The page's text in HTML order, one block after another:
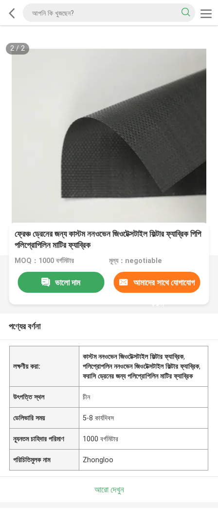
2/ 2
ফ্রেঞ্চ ড্রেনের জন্য কাস্টম ননওভেন জিওটেক্সটাইল ফিল্টার ফ্যাব্রিক পিপি
পলিপ্রোপিলিন মাটির ফ্যাব্রিক
MOQ：1000 বর্গমিটার মূল্য：negotiable
ভালো দাম আমাদের সাথে যোগাযোগ
করুন
পণ্যের বর্ণনা
লক্ষণীয় করা:
কাস্টম ননওভেন জিওটেক্সটাইল ফিল্টার ফ্যাব্রিক,
পলিপ্রোপলিন ননওভেন জিওটেক্সটাইল ফিল্টার ফ্যাব্রিক,
ফরাসি ড্রেনের জন্য পলিপ্রোপিলিন মাটির ফ্যাব্রিক
উৎপত্তি স্থল চীন
ডেলিভারি সময় 5-8 কার্যদিবস
ন্যূনতম চাহিদার পরিমাণ 1000 বর্গমিটার
পরিচিতিমুলক নাম Zhongloo
আরো দেখুন